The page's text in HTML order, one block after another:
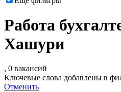
Работа
Хашури
, 0 вакансий
Ключевые слова добавлены в
Отменить